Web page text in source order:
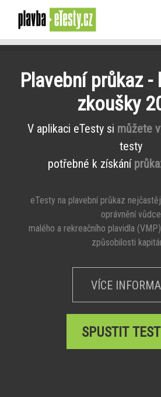
Plavební průkaz -
zkoušky
V aplikaci eTesty si můžete
testy
potřebné k získání
eTesty na plavební průkaz
oprávnění vůdce
malého a rekreačního plavidla
způsobilosti
VÍCE
SPUSTIT TEST